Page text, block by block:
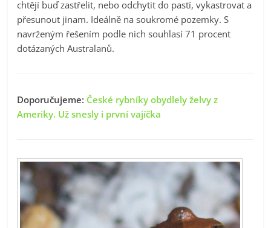
chtějí buď zastřelit, nebo odchytit do pastí, vykastrovat a
přesunout jinam. Ideálně na soukromé pozemky. S
navrženým řešením podle nich souhlasí 71 procent
dotázaných Australanů.
Doporučujeme: České rybníky obydlely želvy z
Ameriky. Už snesly i první vajíčka